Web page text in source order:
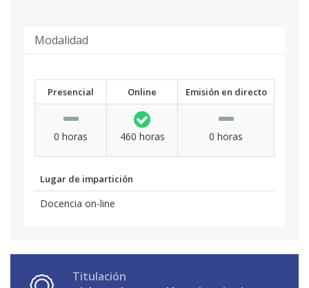
Modalidad
Presencial Online Emisión en directo
0 horas 460 horas 0 horas
Lugar de impartición
Docencia on-line
Titulación